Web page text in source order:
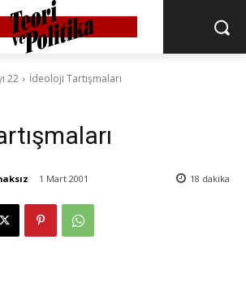
22 İdeoloji Tartışmaları
1 Mart 2001 18 dakika